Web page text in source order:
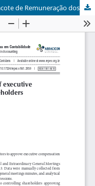
Determinantes para Aprovação do Pacote de Remuneração dos Executivos por Parte dos Acionistas